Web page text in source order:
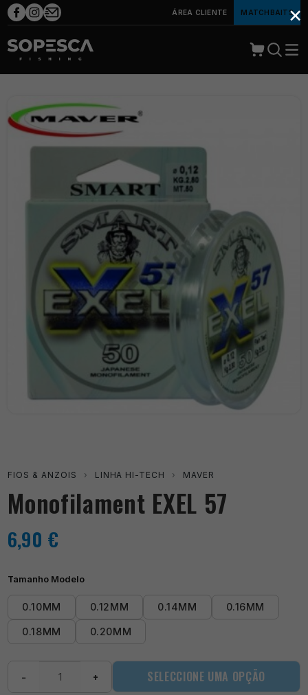
ÁREA CLIENTE MATCHBAITS
FIOS & ANZOIS › LINHA HI-TECH › MAVER
Monofilament EXEL 57
6,90 €
Tamanho Modelo
0.10MM 0.12MM 0.14MM 0.16MM
0.18MM 0.20MM
− + SELECCIONE UMA OPÇÃO
×